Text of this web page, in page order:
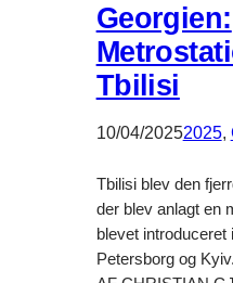
Georgien:
Tbilisi
10/04/20252025,
Tbilisi blev den
der blev anlagt en
blevet
Petersborg og